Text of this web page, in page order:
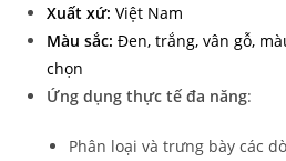
Xuất xứ: Việt Nam
Màu sắc: Đen, trắng, vân gỗ,
chọn
Ứng dụng thực tế đa năng:
Phân loại và trưng bày các